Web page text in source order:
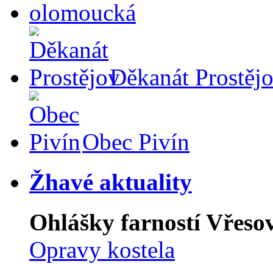
Děkanát
Obec Pivín
Žhavé aktuality
Ohlášky farností
Opravy kostela